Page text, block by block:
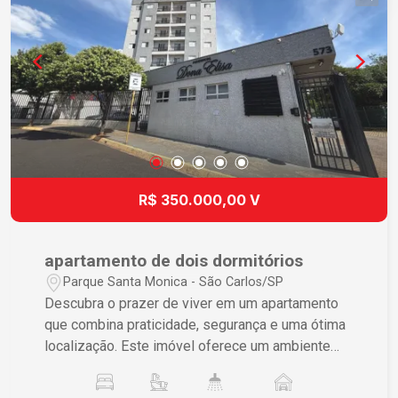
valorização e crescimento. Agende sua visita e
descubra por que este apartamento é a escolha
perfeita para sua família!
R$ 350.000,00 V
apartamento de dois dormitórios
Parque Santa Monica - São Carlos/SP
Descubra o prazer de viver em um apartamento
que combina praticidade, segurança e uma ótima
localização. Este imóvel oferece um ambiente
com sua família. Características do Imóvel ? 3